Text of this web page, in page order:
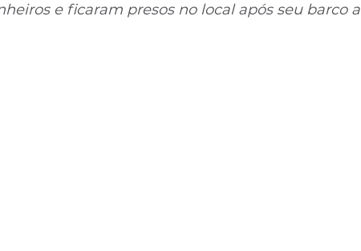
e ficaram presos no local após seu barco a